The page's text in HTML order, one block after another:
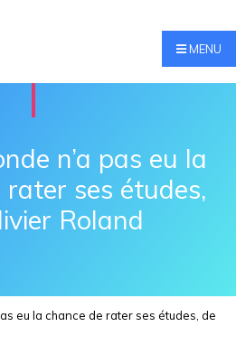
MENU
n’a pas eu la
rater ses études,
Roland
eu la chance de rater ses études, de